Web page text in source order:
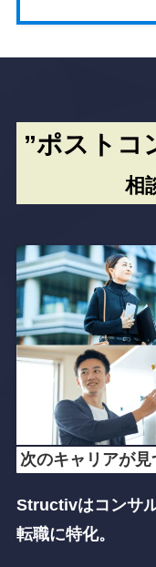
”ポストコ
相
次のキャリアが見
Structivはコンサ
転職に特化。